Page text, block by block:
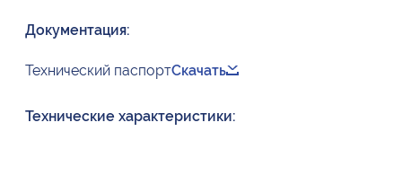
Документация:
Технический паспортСкачать
Технические характеристики: